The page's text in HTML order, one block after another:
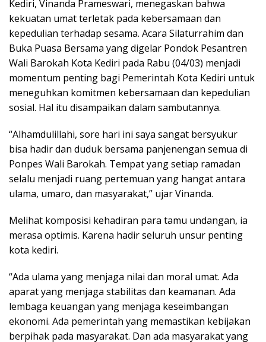
o
k
p
p
e
ss
Kediri, Vinanda Prameswari, menegaskan bahwa
kekuatan umat terletak pada kebersamaan dan
kepedulian terhadap sesama. Acara Silaturrahim dan
Buka Puasa Bersama yang digelar Pondok Pesantren
Wali Barokah Kota Kediri pada Rabu (04/03) menjadi
momentum penting bagi Pemerintah Kota Kediri untuk
meneguhkan komitmen kebersamaan dan kepedulian
sosial. Hal itu disampaikan dalam sambutannya.
“Alhamdulillahi, sore hari ini saya sangat bersyukur
bisa hadir dan duduk bersama panjenengan semua di
Ponpes Wali Barokah. Tempat yang setiap ramadan
selalu menjadi ruang pertemuan yang hangat antara
ulama, umaro, dan masyarakat,” ujar Vinanda.
Melihat komposisi kehadiran para tamu undangan, ia
merasa optimis. Karena hadir seluruh unsur penting
kota kediri.
“Ada ulama yang menjaga nilai dan moral umat. Ada
aparat yang menjaga stabilitas dan keamanan. Ada
lembaga keuangan yang menjaga keseimbangan
ekonomi. Ada pemerintah yang memastikan kebijakan
berpihak pada masyarakat. Dan ada masyarakat yang